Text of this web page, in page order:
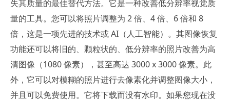
失其质量的最佳替代方法。它是一种改善低分辨率视觉质
量的工具。您可以将照片调整为 2 倍、4 倍、6 倍和 8
倍，这是一项先进的技术或 AI（人工智能）。其图像恢复
功能还可以将旧的、颗粒状的、低分辨率的照片改善为高
清图像（1080 像素），甚至高达 3000 x 3000 像素。此
外，它可以对模糊的照片进行去像素化并调整图像大小，
并且可以免费使用。它将下载而没有水印。如果您现在没